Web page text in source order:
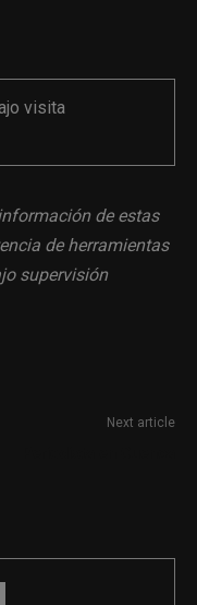
visita
de estas
de herramientas
supervisión
Next article